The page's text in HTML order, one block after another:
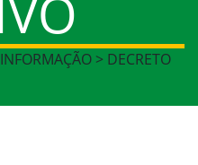
> DECRETO